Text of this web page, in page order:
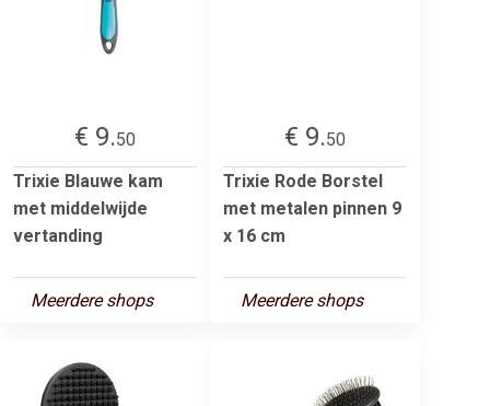
€ 9.50
Trixie Blauwe kam
met middelwijde
vertanding
Meerdere shops
€ 9.50
Trixie Rode Borstel
met metalen pinnen 9
x 16 cm
Meerdere shops